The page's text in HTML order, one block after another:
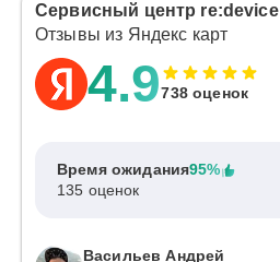
Сервисный центр re:device
Отзывы из Яндекс карт
4.9738 оценок
Время ожидания95%
135 оценок
Васильев Андрей